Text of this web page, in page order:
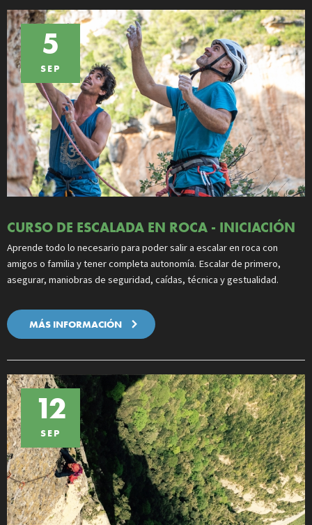
5
SEP
CURSO DE ESCALADA EN ROCA - INICIACIÓN
Aprende todo lo necesario para poder salir a escalar en roca con
amigos o familia y tener completa autonomía. Escalar de primero,
asegurar, maniobras de seguridad, caídas, técnica y gestualidad.
MÁS INFORMACIÓN
12
SEP